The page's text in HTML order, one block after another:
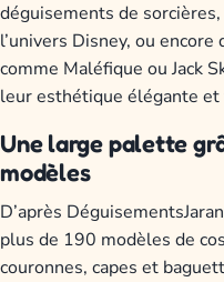
déguisements de
l’univers Disney, ou
comme Maléfique ou Jack
leur esthétique élégante
Une large palette
modèles
D’après
plus de 190 modèles de
couronnes, capes et